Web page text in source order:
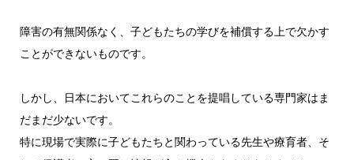
障害の有無関係なく、子どもたちの学びを補償する上で欠かす
ことができないものです。
しかし、日本においてこれらのことを提唱している専門家はま
だまだ少ないです。
特に現場で実際に子どもたちと関わっている先生や療育者、そ